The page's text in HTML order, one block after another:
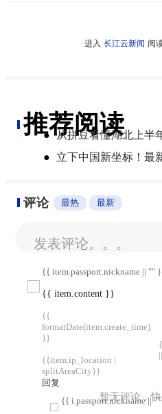
进入 长江云新闻 阅
推荐阅读
● 从拼豆看懂湖北上半
●
评论 最热 最新
发表评论。。。
{{ item.passport.nickname || ""
{{ item.content }}
{{
formatDate(item.create_time)
}}
·
{{item.ip_location |
splitAreaCity}}
回复
{{ i.passport.nickname ||
暂无评论，